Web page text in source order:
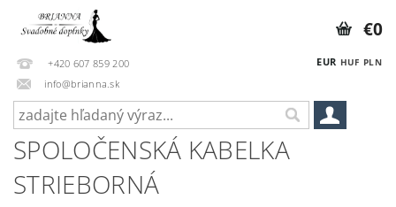
+420 607 859 200
info@brianna.sk
EUR HUF PLN
€0
SPOLOČENSKÁ KABELKA
STRIEBORNÁ